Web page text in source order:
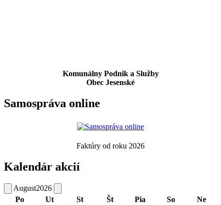
Komunálny Podnik a Služby
Obec Jesenské
Samospráva online
Faktúry od roku 2026
Kalendár akcií
August2026
Po
Ut St Št Pia So
Ne